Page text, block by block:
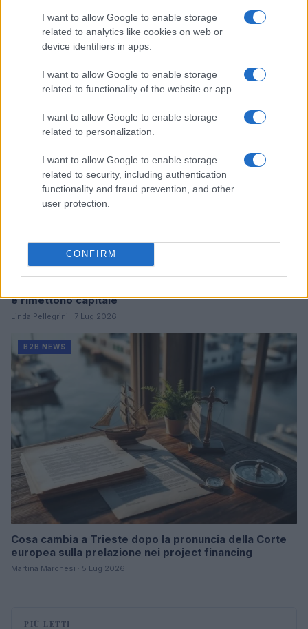
I want to allow Google to enable storage
related to analytics like cookies on web or
device identifiers in apps.
I want to allow Google to enable storage
related to functionality of the website or app.
I want to allow Google to enable storage
related to personalization.
I want to allow Google to enable storage
related to security, including authentication
functionality and fraud prevention, and other
user protection.
CONFIRM
Ripensare le tecnologie umanitarie oltre i criteri dei
donatori
B2B NEWS
e rimettono capitale
Linda Pellegrini · 7 Lug 2026
B2B NEWS
Cosa cambia a Trieste dopo la pronuncia della Corte
europea sulla prelazione nei project financing
Martina Marchesi · 5 Lug 2026
PIÙ LETTI